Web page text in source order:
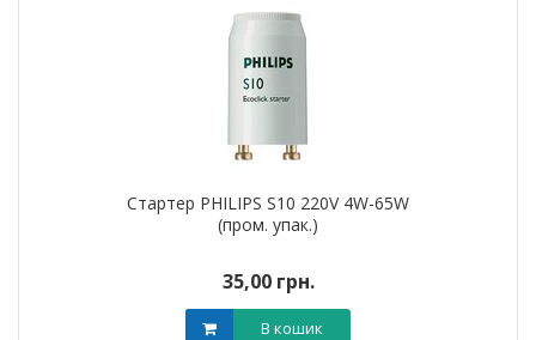
Стартер PHILIPS S10 220V 4W-65W
(пром. упак.)
35,00 грн.
В кошик